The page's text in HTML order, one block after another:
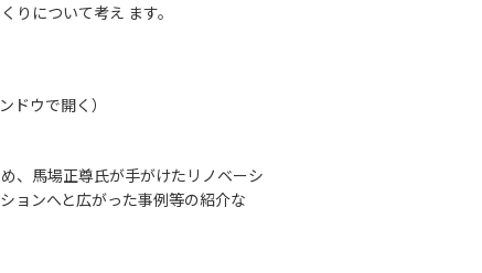
りについて考え ます。
ウで開く）
、馬場正尊氏が手がけたリノベーシ
ョンへと広がった事例等の紹介な